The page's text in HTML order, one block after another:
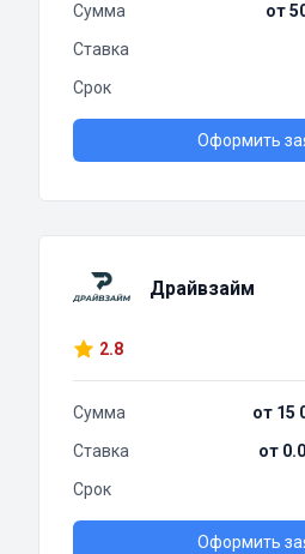
Сумма
от
Ставка
Срок
Оформить
Драйвзайм
2.8
Сумма
от 15
Ставка
от
Срок
Оформить